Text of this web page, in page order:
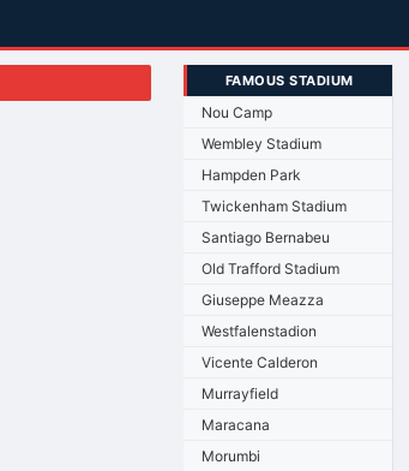
FAMOUS STADIUM
Nou Camp
Wembley Stadium
Hampden Park
Twickenham Stadium
Santiago Bernabeu
Old Trafford Stadium
Giuseppe Meazza
Westfalenstadion
Vicente Calderon
Murrayfield
Maracana
Morumbi